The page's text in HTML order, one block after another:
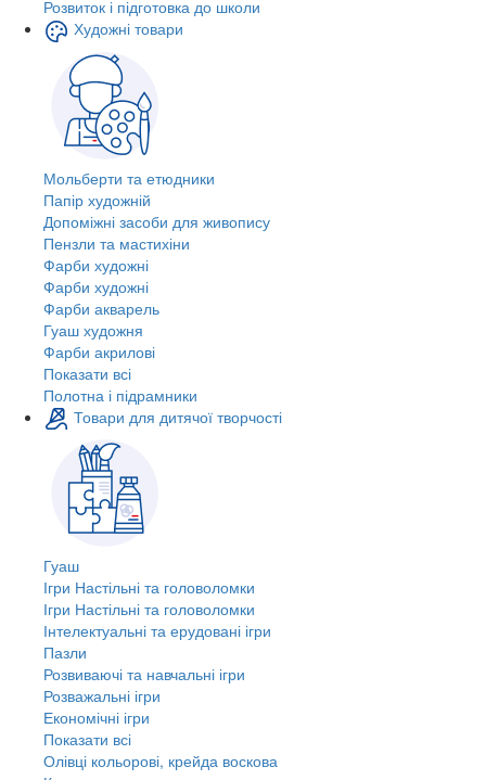
Розвиток і підготовка до школи
Художні товари
Мольберти та етюдники
Папір художній
Допоміжні засоби для живопису
Пензли та мастихіни
Фарби художні
Фарби художні
Фарби акварель
Гуаш художня
Фарби акрилові
Показати всі
Полотна і підрамники
Товари для дитячої творчості
Гуаш
Ігри Настільні та головоломки
Ігри Настільні та головоломки
Інтелектуальні та ерудовані ігри
Пазли
Розвиваючі та навчальні ігри
Розважальні ігри
Економічні ігри
Показати всі
Олівці кольорові, крейда воскова